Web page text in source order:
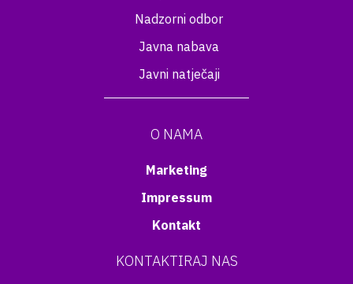
Nadzorni odbor
Javna nabava
Javni natječaji
O NAMA
Marketing
Impressum
Kontakt
KONTAKTIRAJ NAS